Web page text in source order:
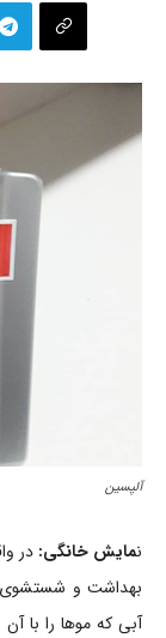
آلپسین
نمایش خانگی: در
بهداشت و شستشوی
آبی که موها را با